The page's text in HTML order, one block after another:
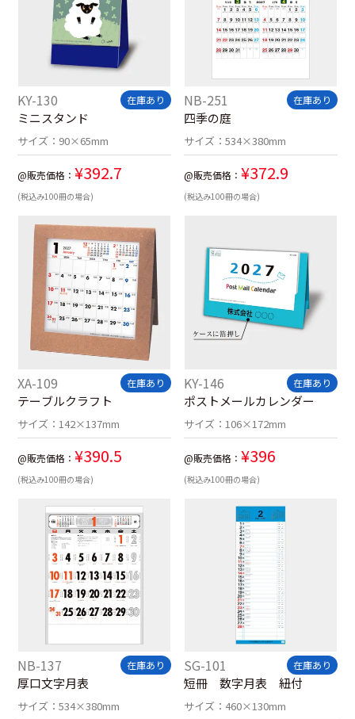
KY-130 在庫あり
ミニスタンド
サイズ： 90×65mm
@販売価格： ¥392.7
(税込み100冊の場合)
NB-251 在庫あり
四季の庭
サイズ： 534×380mm
@販売価格： ¥372.9
(税込み100冊の場合)
XA-109 在庫あり
テーブルクラフト
サイズ： 142×137mm
@販売価格： ¥390.5
(税込み100冊の場合)
KY-146 在庫あり
ポストメールカレンダー
サイズ： 106×172mm
@販売価格： ¥396
(税込み100冊の場合)
NB-137 在庫あり
厚口文字月表
サイズ：534×380mm
SG-101 在庫あり
短冊 数字月表 紐付
サイズ： 460×130mm